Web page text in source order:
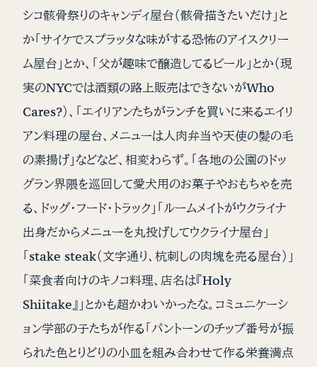
シコ骸骨祭りのキャンディ屋台（骸骨描きたいだけ」と
か「サイケでスプラッタな味がする恐怖のアイスクリー
ム屋台」とか、「父が趣味で醸造してるビール」とか（現
実のNYCでは酒類の路上販売はできないがWho
Cares?）、「エイリアンたちがランチを買いに来るエイリ
アン料理の屋台、メニューは人肉弁当や天使の髪の毛
の素揚げ」などなど、相変わらず。「各地の公園のドッ
グラン界隈を巡回して愛犬用のお菓子やおもちゃを売
る、ドッグ・フード・トラック」「ルームメイトがウクライナ
出身だからメニューを丸投げしてウクライナ屋台」
「stake steak（文字通り、杭刺しの肉塊を売る屋台）」
「菜食者向けのキノコ料理、店名は『Holy
Shiitake』」とかも超かわいかったな。コミュニケーシ
ョン学部の子たちが作る「パントーンのチップ番号が振
られた色とりどりの小皿を組み合わせて作る栄養満点